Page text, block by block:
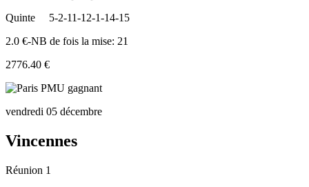
Quinte
5-2-11-12-1-14-15
2.0 €-NB de fois la mise: 21
2776.40 €
vendredi 05 décembre
Vincennes
Réunion 1